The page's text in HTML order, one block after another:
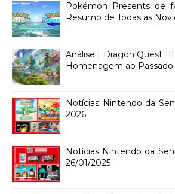
Pokémon Presents de
Resumo de Todas as
Análise | Dragon Quest
Homenagem ao Passado
Notícias Nintendo da
2026
Notícias Nintendo da
26/01/2025